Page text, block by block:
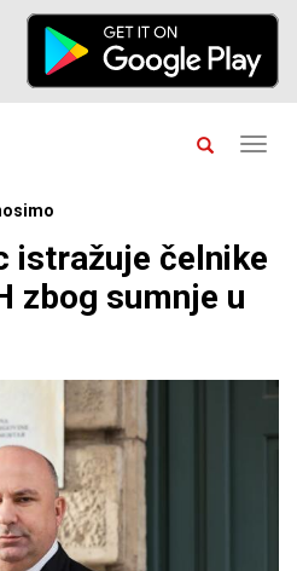
istražuje čelnike
zbog sumnje u